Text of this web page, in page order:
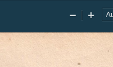
ZoomZoom